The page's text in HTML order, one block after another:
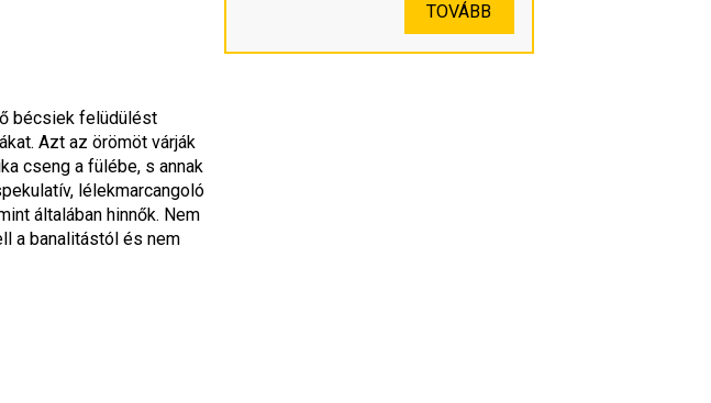
bécsiek felüdülést
Azt az örömöt várják
cseng a fülébe, s annak
lélekmarcangoló
általában hinnők. Nem
a banalitástól és nem
TOVÁBB